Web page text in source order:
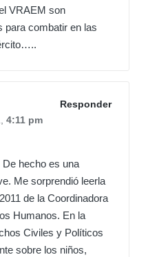
VRAEM son
para combatir en las
Responder
4:11 pm
hecho es una
Me sorprendió leerla
de la Coordinadora
Humanos. En la
Civiles y Políticos
sobre los niños,